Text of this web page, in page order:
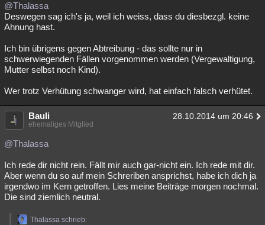
@Thalassa
Deswegen sag ich's ja, weil ich weiss, dass du diesbezgl. keine
Ahnung hast.
Ich bin übrigens gegen Abtreibung - das sollte nur in
schwerwiegenden Fällen vorgenommen werden (Vergewaltigung,
Mutter selbst noch Kind).
Wer trotz Verhütung schwanger wird, hat einfach falsch verhütet.
Bauli 28.10.2014 um 20:46
ehemaliges Mitglied
@Thalassa
Ich rede dir nicht rein. Fällt mir auch gar-nicht ein. Ich rede mit dir.
Aber wenn du so auf mein Schreriben ansprichst, habe ich dich ja
irgendwo im Kern getroffen. Lies meine Beiträge morgen nochmal.
Die sind ziemlich neutral.
Thalassa schrieb: